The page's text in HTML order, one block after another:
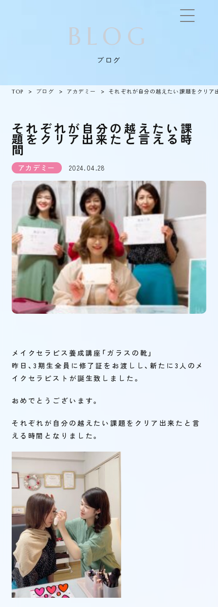
BLOG
ブログ
TOP ブログ アカデミー それぞれが自分の越えたい課題をクリア
それぞれが自分の越えたい課
題をクリア出来たと言える時
間
アカデミー 2024.04.28
メイクセラピス養成講座「ガラスの靴」
昨日、3期生全員に修了証をお渡しし、新たに3人のメ
イクセラピストが誕生致しました。
おめでとうございます。
それぞれが自分の越えたい課題をクリア出来たと言
える時間となりました。